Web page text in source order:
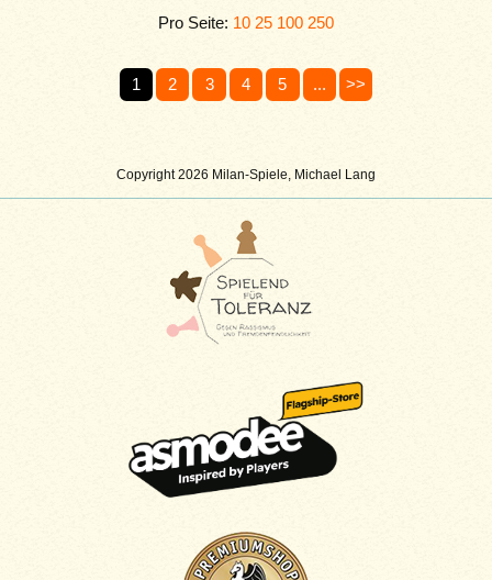
Copyright 2026 Milan-Spiele, Michael Lang
Pro Seite: 10 25 100 250
1 2 3 4 5 ... >>